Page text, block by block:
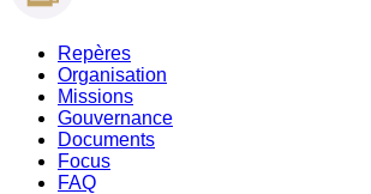
Repères
Organisation
Missions
Gouvernance
Documents
Focus
FAQ